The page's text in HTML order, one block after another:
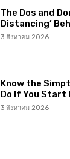
The Dos and
Distancing’
3 สิงหาคม 2026
Know the
Do If You Start
3 สิงหาคม 2026